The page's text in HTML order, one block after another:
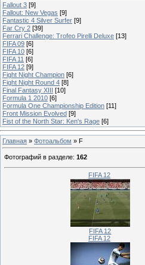
Fallout 3 [9]
Fallout: New Vegas [9]
Fantastic 4 Silver Surfer [9]
Far Cry 2 [39]
Ferrari Challenge: Trofeo Pirelli Deluxe [13]
FIFA 09 [6]
FIFA 10 [6]
FIFA 11 [6]
FIFA 12 [9]
Fight Night Champion [6]
Fight Night Round 4 [8]
Final Fantasy XIII [10]
Formula 1 2010 [6]
Formula One Championship Edition [11]
Front Mission Evolved [9]
Fist of the North Star: Ken's Rage [6]
Главная » Фотоальбом » F
Фотографий в разделе: 162
FIFA 12
FIFA 12
FIFA 12